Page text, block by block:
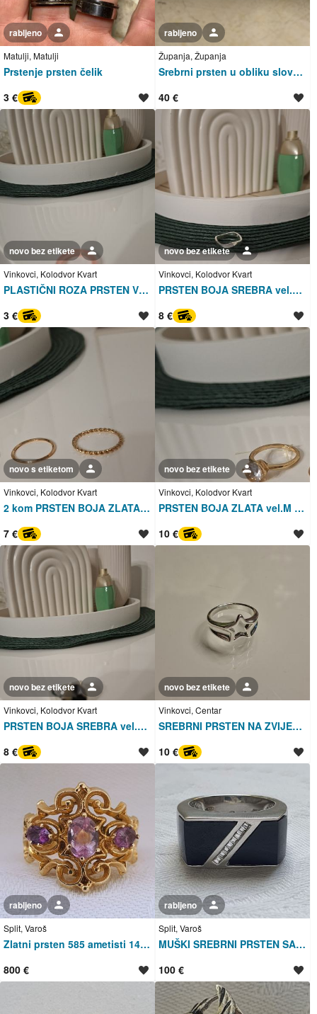
Prstenje prsten čelik
Matulji, Matulji
rabljeno
3 €
Srebrni prsten u obliku slova V 925, takozvani prsten s viljuškom ili
Županja, Županja
rabljeno
40 €
PLASTIČNI ROZA PRSTEN VEL M/L - NOVO
Vinkovci, Kolodvor Kvart
novo bez etikete
3 €
PRSTEN BOJA SREBRA vel.L NOVO
Vinkovci, Kolodvor Kvart
novo bez etikete
8 €
2 kom PRSTEN BOJA ZLATA vel. L - NOVO
Vinkovci, Kolodvor Kvart
novo s etiketom
7 €
PRSTEN BOJA ZLATA vel.M - NOVO
Vinkovci, Kolodvor Kvart
novo bez etikete
10 €
PRSTEN BOJA SREBRA vel.M NOVO
Vinkovci, Kolodvor Kvart
novo bez etikete
8 €
SREBRNI PRSTEN NA ZVIJEZDU VEL L - NOVO
Vinkovci, Centar
novo bez etikete
10 €
Zlatni prsten 585 ametisti 14KT zlato 700 E
Split, Varoš
rabljeno
800 €
MUŠKI SREBRNI PRSTEN SA ONIXOM I CIRKONOM ITALIJA VTG AREZZO
Split, Varoš
rabljeno
100 €